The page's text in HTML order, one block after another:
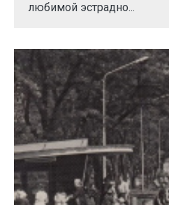
любимой эстрадно...